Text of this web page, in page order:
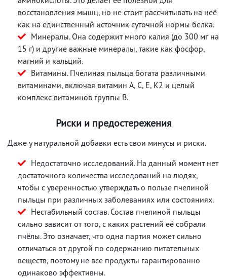
восстановления мышц, но не стоит рассчитывать на неё
как на единственный источник суточной нормы белка.
Минералы. Она содержит много калия (до 300 мг на
15 г) и другие важные минералы, такие как фосфор,
магний и кальций.
Витамины. Пчелиная пыльца богата различными
витаминами, включая витамин A, C, E, K2 и целый
комплекс витаминов группы B.
Риски и предостережения
Даже у натуральной добавки есть свои минусы и риски.
Недостаточно исследований. На данный момент нет
достаточного количества исследований на людях,
чтобы с уверенностью утверждать о пользе пчелиной
пыльцы при различных заболеваниях или состояниях.
Нестабильный состав. Состав пчелиной пыльцы
сильно зависит от того, с каких растений её собрали
пчёлы. Это означает, что одна партия может сильно
отличаться от другой по содержанию питательных
веществ, поэтому не все продукты гарантированно
одинаково эффективны.